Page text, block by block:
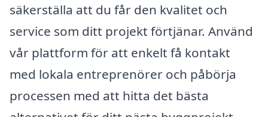
säkerställa att du får den kvalitet och
service som ditt projekt förtjänar. Använd
vår plattform för att enkelt få kontakt
med lokala entreprenörer och påbörja
processen med att hitta det bästa